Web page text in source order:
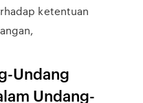
ketentuan
Undang
Undang-